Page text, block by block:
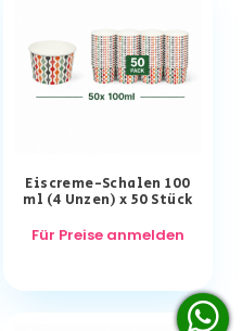
Eiscreme-Schalen 100
ml (4 Unzen) x 50 Stück
Für Preise anmelden